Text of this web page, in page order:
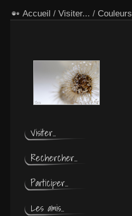
Accueil / Visiter... / Couleurs
Visiter...
Rechercher...
Participer...
Les amis...